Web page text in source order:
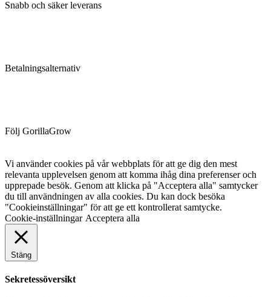
Snabb och säker leverans
Betalningsalternativ
Följ GorillaGrow
Vi använder cookies på vår webbplats för att ge dig den mest
relevanta upplevelsen genom att komma ihåg dina preferenser och
upprepade besök. Genom att klicka på "Acceptera alla" samtycker
du till användningen av alla cookies. Du kan dock besöka
"Cookieinställningar" för att ge ett kontrollerat samtycke.
Cookie-inställningar Acceptera alla
Stäng
Sekretessöversikt